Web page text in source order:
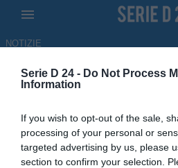
Serie D 24 - Do Not Process
Information
If you wish to opt-out of the sale,
processing of your personal or
targeted advertising by us, please
section to confirm your selection.
NOTIZIE
“Hai lottato come
sarai sempre con
il toccante
per Protti